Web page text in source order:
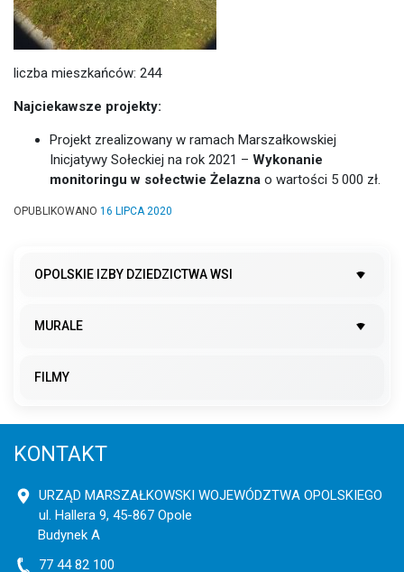
liczba mieszkańców: 244
Najciekawsze projekty:
Projekt zrealizowany w ramach Marszałkowskiej
Inicjatywy Sołeckiej na rok 2021 – Wykonanie
monitoringu w sołectwie Żelazna o wartości 5 000 zł.
OPUBLIKOWANO 16 LIPCA 2020
OPOLSKIE IZBY DZIEDZICTWA WSI
MURALE
FILMY
KONTAKT
URZĄD MARSZAŁKOWSKI WOJEWÓDZTWA OPOLSKIEGO
ul. Hallera 9, 45-867 Opole
Budynek A
77 44 82 100